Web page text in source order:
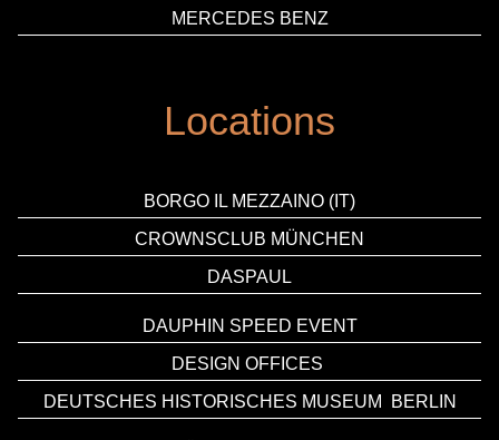
MERCEDES BENZ
Locations
BORGO IL MEZZAINO (IT)
CROWNSCLUB MÜNCHEN
DASPAUL
DAUPHIN SPEED EVENT
DESIGN OFFICES
DEUTSCHES HISTORISCHES MUSEUM
BERLIN